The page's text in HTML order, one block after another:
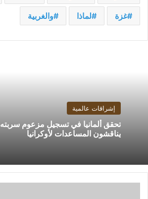
غزة لماذا والغربية
إشراقات عالمية
تحقق ألمانيا في تسجيل مزعوم
يناقشون المساعدات لأوكرانيا